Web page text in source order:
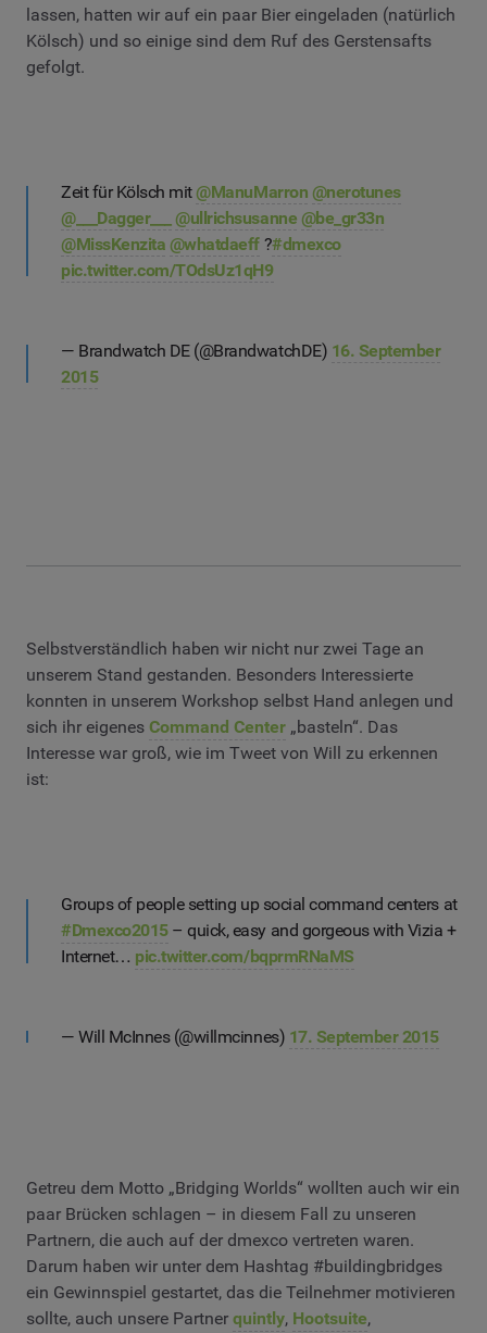
lassen, hatten wir auf ein paar Bier eingeladen (natürlich
Kölsch) und so einige sind dem Ruf des Gerstensafts
gefolgt.
Zeit für Kölsch mit @ManuMarron @nerotunes
@___Dagger___
@ullrichsusanne @be_gr33n
@MissKenzita @whatdaeff?#dmexco
pic.twitter.com/TOdsUz1qH9
— Brandwatch DE (@BrandwatchDE) 16. September
2015
Selbstverständlich haben wir nicht nur zwei Tage an
unserem Stand gestanden. Besonders Interessierte
konnten in unserem Workshop selbst Hand anlegen und
sich ihr eigenes Command Center „basteln“. Das
Interesse war groß, wie im Tweet von Will zu erkennen
ist:
Groups of people setting up social command centers at
#Dmexco2015– quick, easy and gorgeous with Vizia +
Internet… pic.twitter.com/bqprmRNaMS
— Will McInnes (@willmcinnes) 17. September 2015
Getreu dem Motto „Bridging Worlds“ wollten auch wir ein
paar Brücken schlagen – in diesem Fall zu unseren
Partnern, die auch auf der dmexco vertreten waren.
Darum haben wir unter dem Hashtag #buildingbridges
ein Gewinnspiel gestartet, das die Teilnehmer motivieren
sollte, auch unsere Partner quintly, Hootsuite,